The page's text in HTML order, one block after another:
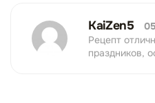
KaiZen5
Рецепт
праздников,